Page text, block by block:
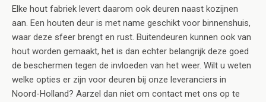
Elke hout fabriek levert daarom ook deuren naast kozijnen
aan. Een houten deur is met name geschikt voor binnenshuis,
waar deze sfeer brengt en rust. Buitendeuren kunnen ook van
hout worden gemaakt, het is dan echter belangrijk deze goed
de beschermen tegen de invloeden van het weer. Wilt u weten
welke opties er zijn voor deuren bij onze leveranciers in
Noord-Holland? Aarzel dan niet om contact met ons op te